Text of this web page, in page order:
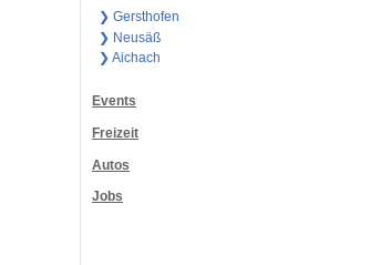
❯ Gersthofen
❯ Neusäß
❯ Aichach
Events
Freizeit
Autos
Jobs